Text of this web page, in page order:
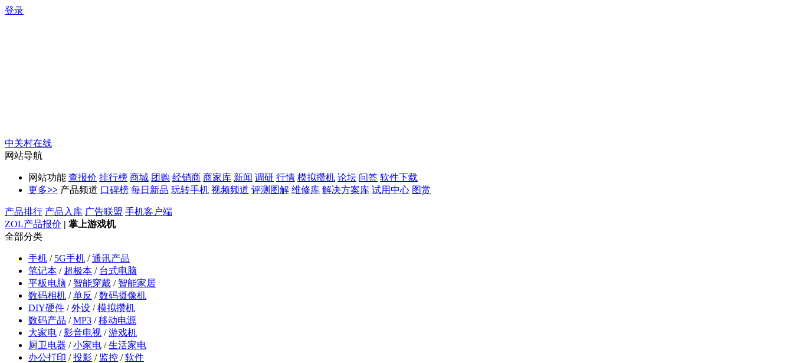
登录
中关村在线
网站导航
网站功能 查报价 排行榜 商城 团购 经销商 商家库 新闻 调研 行情 模拟攒机 论坛 问答 软件下载
更多>> 产品频道 口碑榜 每日新品 玩转手机 视频频道 评测图解 维修库 解决方案库 试用中心 图赏
产品排行 产品入库 广告联盟 手机客户端
ZOL产品报价 | 掌上游戏机
全部分类
手机 / 5G手机 /通讯产品
笔记本 / 超极本 / 台式电脑
平板电脑 / 智能穿戴 / 智能家居
数码相机 /单反 /数码摄像机
DIY硬件 /外设 /模拟攒机
数码产品 /MP3 /移动电源
大家电 /影音电视 /游戏机
厨卫电器 /小家电 /生活家电
办公打印 /投影 / 监控 /软件